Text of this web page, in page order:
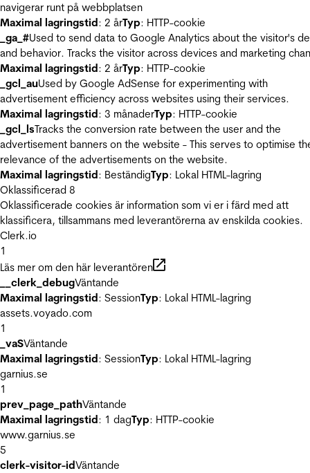
navigerar runt på webbplatsen
Maximal lagringstid: 2 årTyp: HTTP-cookie
_ga_#Used to send data to Google Analytics about the visitor's
and behavior. Tracks the visitor across devices and marketing
Maximal lagringstid: 2 årTyp: HTTP-cookie
_gcl_auUsed by Google AdSense for experimenting with
advertisement efficiency across websites using their services.
Maximal lagringstid: 3 månaderTyp: HTTP-cookie
_gcl_lsTracks the conversion rate between the user and the
advertisement banners on the website - This serves to optimise
relevance of the advertisements on the website.
Maximal lagringstid: BeständigTyp: Lokal HTML-lagring
Oklassificerad 8
Oklassificerade cookies är information som vi er i färd med att
klassificera, tillsammans med leverantörerna av enskilda cookies.
Clerk.io
1
Läs mer om den här leverantören
__clerk_debugVäntande
Maximal lagringstid: SessionTyp: Lokal HTML-lagring
assets.voyado.com
1
_vaSVäntande
Maximal lagringstid: SessionTyp: Lokal HTML-lagring
garnius.se
1
prev_page_pathVäntande
Maximal lagringstid: 1 dagTyp: HTTP-cookie
www.garnius.se
5
clerk-visitor-idVäntande